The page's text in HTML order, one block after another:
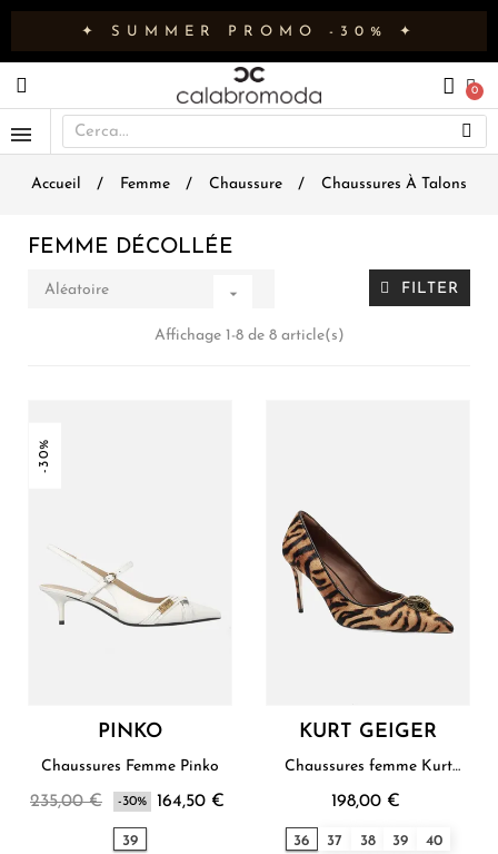
✦ SUMMER PROMO -30% ✦
Accueil Femme Chaussure Chaussures À Talons
FEMME DÉCOLLÉE
Aléatoire  FILTER
Affichage 1-8 de 8 article(s)
-30%
PINKO
Chaussures Femme Pinko
235,00 € -30% 164,50 €
39
KURT GEIGER
Chaussures femme Kurt
198,00 €
36 37 38 39 40